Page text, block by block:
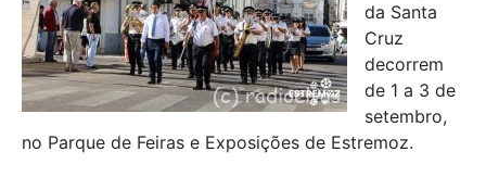
da Santa
Cruz
decorrem
de 1 a 3 de
setembro,
no Parque de Feiras e Exposições de Estremoz.